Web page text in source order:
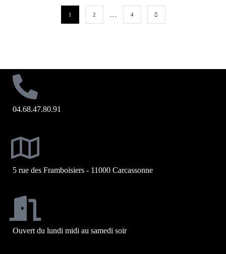
1 2 … 4
04.68.47.80.91
5 rue des Framboisiers - 11000 Carcassonne
Ouvert du lundi midi au samedi soir